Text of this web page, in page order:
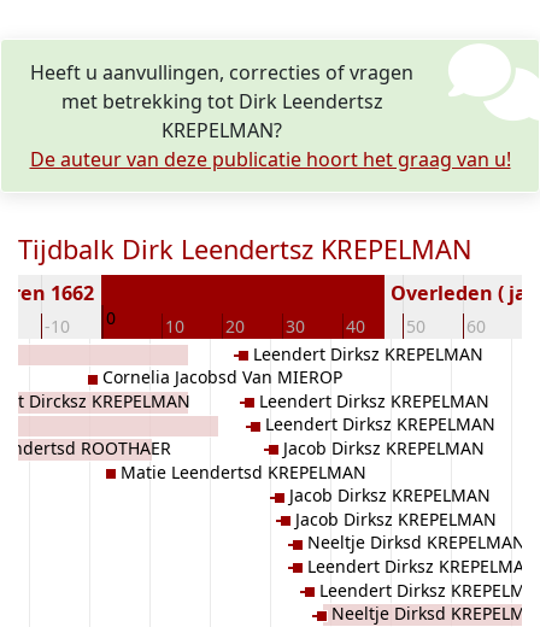
Heeft u aanvullingen, correcties of vragen
met betrekking tot Dirk Leendertsz
KREPELMAN?
De auteur van deze publicatie hoort het graag van u!
Tijdbalk Dirk Leendertsz KREPELMAN
-10 0 10 20 30 40 50 60
1662 Overleden (
ROOTHAER
Dircksz KREPELMAN
Cornelia Jacobsd Van MIEROP
Matie Leendertsd KREPELMAN
Leendert Dirksz KREPELMAN
Leendert Dirksz KREPELMAN
Leendert Dirksz KREPELMAN
Jacob Dirksz KREPELMAN
Jacob Dirksz KREPELMAN
Jacob Dirksz KREPELMAN
Neeltje Dirksd KREPELMAN
Leendert Dirksz KREPELMAN
Leendert Dirksz
Neeltje Dirksd